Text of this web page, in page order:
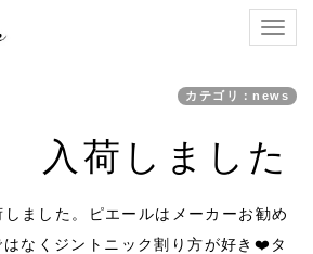
カテゴリ：news
入荷しました
しました。ピエールはメーカーお勧め
なくジントニック割り方が好き❤️タ